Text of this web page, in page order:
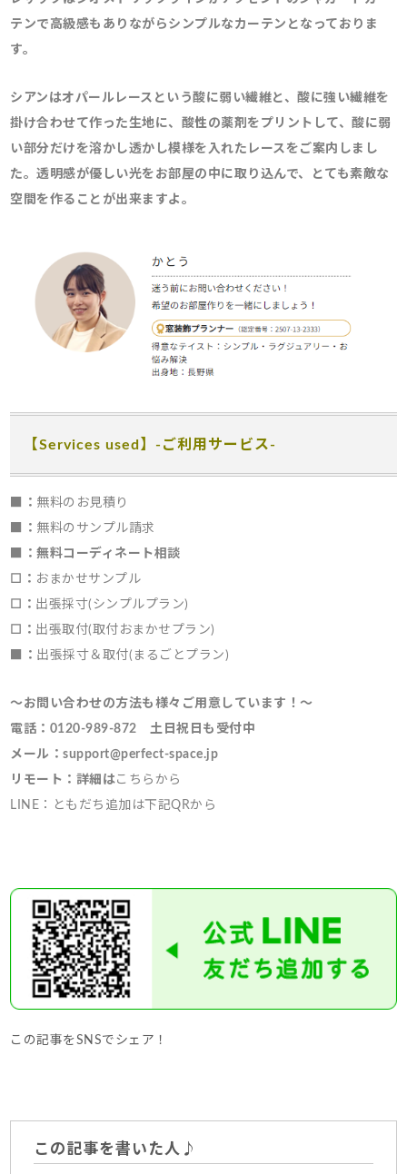
テンで高級感もありながらシンプルなカーテンとなっておりま
す。
シアンはオパールレースという酸に弱い繊維と、酸に強い繊維を
掛け合わせて作った生地に、酸性の薬剤をプリントして、酸に弱
い部分だけを溶かし透かし模様を入れたレースをご案内しまし
た。透明感が優しい光をお部屋の中に取り込んで、とても素敵な
空間を作ることが出来ますよ。
【Services used】-ご利用サービス-
■： 無料のお見積り
■： 無料のサンプル請求
■：無料コーディネート相談
☐： おまかせサンプル
☐： 出張採寸(シンプルプラン)
☐： 出張取付(取付おまかせプラン)
■： 出張採寸＆取付(まるごとプラン)
～お問い合わせの方法も様々ご用意しています！～
電話：0120-989-872 土日祝日も受付中
メール：support@perfect-space.jp
リモート：詳細はこちらから
LINE：ともだち追加は下記QRから
この記事をSNSでシェア！
この記事を書いた人♪